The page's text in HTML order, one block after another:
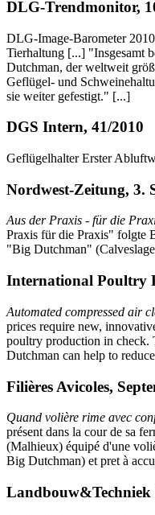
DLG-Trendmonitor,
DLG-Image-Barometer
Tierhaltung [...] "Insgesamt
Dutchman, der weltweit
Geflügel- und
sie weiter gefestigt." [...]
DGS Intern, 41/2010
Geflügelhalter Erster
Nordwest-Zeitung, 3.
Aus der Praxis - für die
Praxis für die Praxis" folgte
"Big Dutchman"
International Poultry
Automated compressed air
prices require new,
poultry production in check.
Dutchman can help to
Filières Avicoles,
Quand volière rime avec
présent dans la cour de sa
(Malhieux) équipé d'une
Big Dutchman) et pret à
Landbouw&Techniek